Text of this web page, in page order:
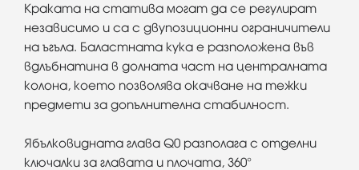
Краката на статива могат да се регулират
независимо и са с двупозиционни ограничители
на ъгъла. Баластната кука е разположена във
вдлъбнатина в долната част на централната
колона, което позволява окачване на тежки
предмети за допълнителна стабилност.
Ябълковидната глава Q0 разполага с отделни
ключалки за главата и плочата, 360°